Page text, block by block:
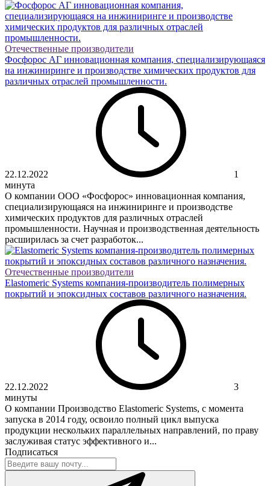
Отечественные производители
Фосфорос АГ инновационная компания, специализирующаяся
на инжиниринге и производстве химических продуктов для
различных отраслей промышленности.
22.12.2022
1
минута
О компании ООО «Фосфорос» инновационная компания,
специализирующаяся на инжиниринге и производстве
химических продуктов для различных отраслей
промышленности. Научная и производственная деятельность
расширилась за счет разработок...
Отечественные производители
Elastomeric Systems компания-производитель полимерных
покрытий и эпоксидных составов различного назначения.
22.12.2022
3
минуты
О компании Производство Elastomeric Systems, с момента
запуска в 2014 году, освоило полный цикл выпуска
продукции нескольких параллельных направлений, по праву
заслуживая статус эффективного и...
Подписаться